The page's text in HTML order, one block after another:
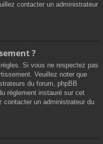
contacter un administrateur
?
Si vous ne respectez pas
Veuillez noter que
du forum, phpBB
règlement instauré sur cet
contacter un administrateur du